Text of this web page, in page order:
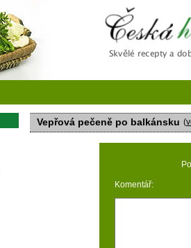
Vepřová pečeně po balkánsku (
Komentář: